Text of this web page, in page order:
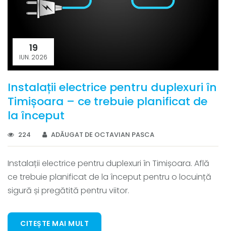
19
IUN. 2026
Instalații electrice pentru duplexuri în
Timișoara – ce trebuie planificat de
la început
224 ADĂUGAT DE OCTAVIAN PASCA
Instalații electrice pentru duplexuri în Timișoara. Află
ce trebuie planificat de la început pentru o locuință
sigură și pregătită pentru viitor.
CITEȘTE MAI MULT